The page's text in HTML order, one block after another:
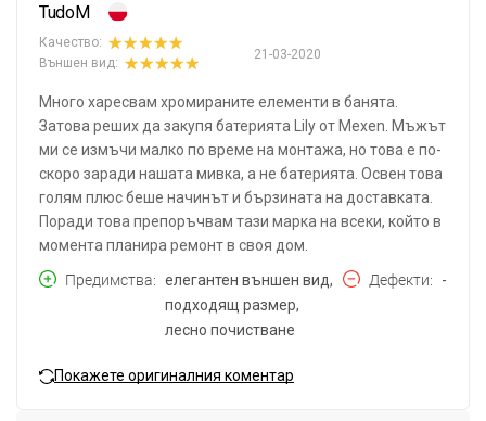
TudoM
21-03-2020
Качество:
Външен вид:
Много харесвам хромираните елементи в банята.
Затова реших да закупя батерията Lily от Mexen. Мъжът
ми се измъчи малко по време на монтажа, но това е по-
скоро заради нашата мивка, а не батерията. Освен това
голям плюс беше начинът и бързината на доставката.
Поради това препоръчвам тази марка на всеки, който в
момента планира ремонт в своя дом.
Предимства
елегантен външен вид,
подходящ размер,
лесно почистване
Дефекти -
Покажете оригиналния коментар